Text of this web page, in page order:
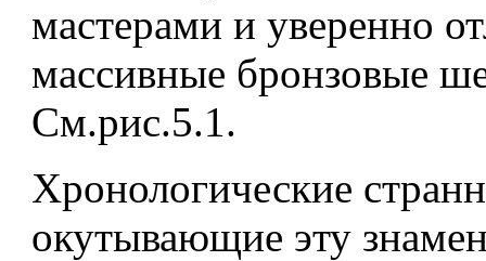
мастерами и уверенно
массивные бронзовые
См.рис.5.1.
Хронологические
окутывающие эту